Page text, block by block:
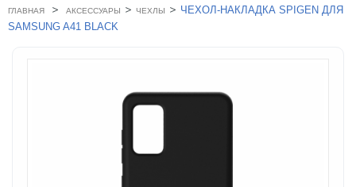
ГЛАВНАЯ > АКСЕССУАРЫ > ЧЕХЛЫ > ЧЕХОЛ-НАКЛАДКА SPIGEN ДЛЯ
SAMSUNG A41 BLACK